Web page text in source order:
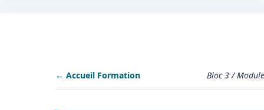
← Accueil Formation Bloc 3 /